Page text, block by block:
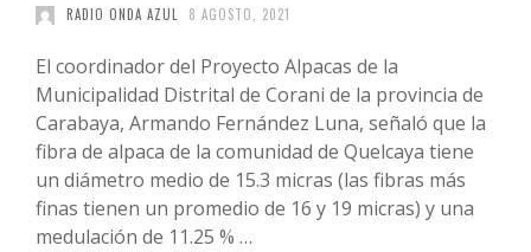
RADIO ONDA AZUL 8 AGOSTO, 2021
El coordinador del Proyecto Alpacas de la
Municipalidad Distrital de Corani de la provincia de
Carabaya, Armando Fernández Luna, señaló que la
fibra de alpaca de la comunidad de Quelcaya tiene
un diámetro medio de 15.3 micras (las fibras más
finas tienen un promedio de 16 y 19 micras) y una
medulación de 11.25 % …